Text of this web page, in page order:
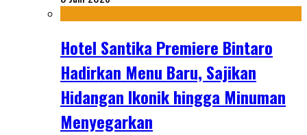
Hotel Santika Premiere Bintaro
Hadirkan Menu Baru, Sajikan
Hidangan Ikonik hingga Minuman
Menyegarkan